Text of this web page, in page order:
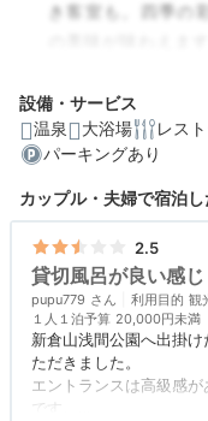
き客室も。四季の
の美味が味わえま
編集部
源泉かけ流し露
客室で寛ぐ
素材や器にこだ
わせた献立
大浴場で“信玄の
あり
設備・サービス
温泉
大浴場 レス
パーキングあり
カップル・夫婦で宿泊し
2.5
貸切風呂が良い感じ
pupu779 利用目的 観
１人１泊予算 20,000円未満
新倉山浅間公園へ出掛
ただきました。
エントランスは高級感
です。